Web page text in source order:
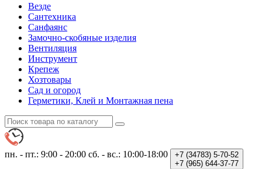
Везде
Сантехника
Санфаянс
Замочно-скобяные изделия
Вентиляция
Инструмент
Крепеж
Хозтовары
Сад и огород
Герметики, Клей и Монтажная пена
пн. - пт.: 9:00 - 20:00 сб. - вс.: 10:00-18:00 +7 (34783) 5-70-52
+7 (965) 644-37-77